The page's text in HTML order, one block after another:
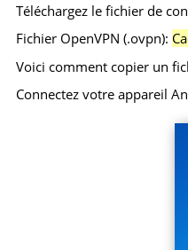
Téléchargez le fichier de
Fichier OpenVPN (.ovpn):
Voici comment copier un
Connectez votre appareil